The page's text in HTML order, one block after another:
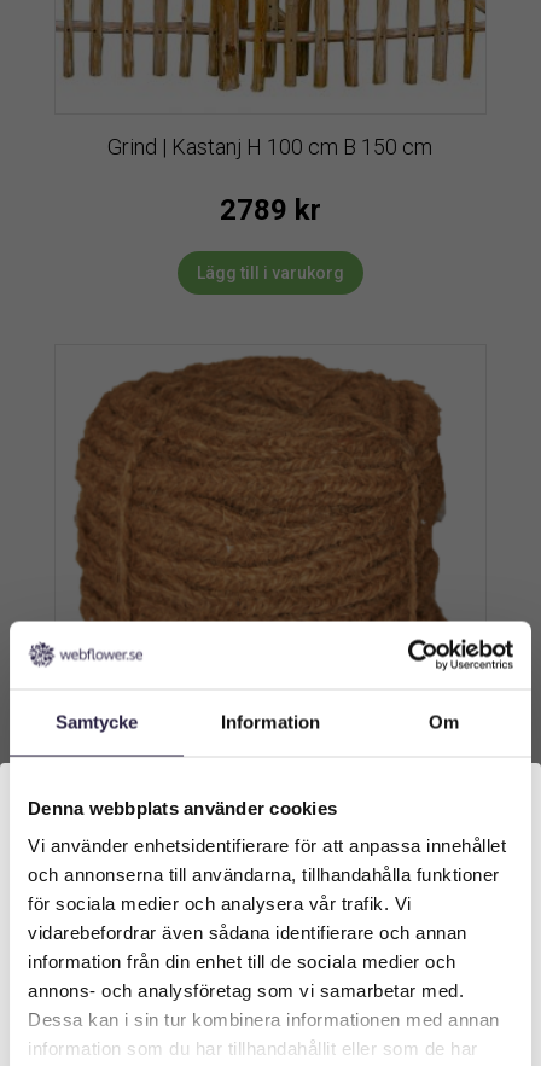
Samtycke Information Om
Denna webbplats använder cookies
Vi använder enhetsidentifierare för att anpassa innehållet
och annonserna till användarna, tillhandahålla funktioner
för sociala medier och analysera vår trafik. Vi
vidarebefordrar även sådana identifierare och annan
information från din enhet till de sociala medier och
annons- och analysföretag som vi samarbetar med.
Dessa kan i sin tur kombinera informationen med annan
information som du har tillhandahållit eller som de har
Grind | Kastanj H 100 cm B 150 cm
2789 kr
Lägg till i varukorg
Cocosrep | Snöre/Rep Cocos 11-tvinnat 2cm
1699kr
Lägg till i varukorg
Välkommen till Webflower
Vilken typ av kund är du? Du kan alltid justera ditt val
längst upp på sidan.
Företagskund (exkl. moms)
Privatkund (inkl. moms)